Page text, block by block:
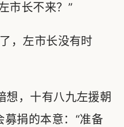
市长不来？”
，左市长没有时
，十有八九左援朝
捐的本意：“准备